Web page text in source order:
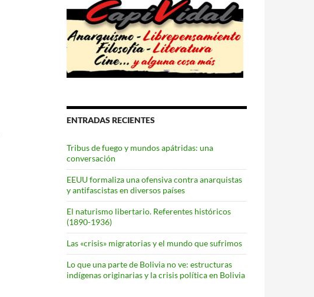
ENTRADAS RECIENTES
Tribus de fuego y mundos apátridas: una
conversación
EEUU formaliza una ofensiva contra anarquistas
y antifascistas en diversos países
El naturismo libertario. Referentes históricos
(1890-1936)
Las «crisis» migratorias y el mundo que sufrimos
Lo que una parte de Bolivia no ve: estructuras
indígenas originarias y la crisis política en Bolivia